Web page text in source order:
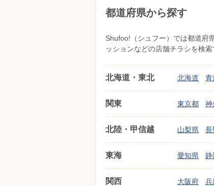
都道府県から探す
Shufoo!（シュフー）では都道府
ッションなどの店舗チラシを検索
北海道・東北 北海道 青
関東 東京都 神
北陸・甲信越 山梨県 長
東海 愛知県 静
関西 大阪府 兵